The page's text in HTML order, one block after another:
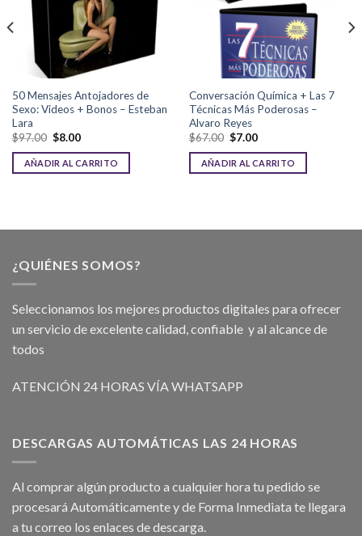
50 Mensajes Antojadores de
Sexo: Videos + Bonos – Esteban
Lara
$97.00 $8.00
AÑADIR AL CARRITO
Conversación Química + Las 7
Técnicas Más Poderosas –
Alvaro Reyes
$67.00 $7.00
AÑADIR AL CARRITO
¿QUIÉNES SOMOS?
Seleccionamos los mejores productos digitales para ofrecer
un servicio de excelente calidad, confiable y al alcance de
todos
ATENCIÓN 24 HORAS VÍA WHATSAPP
DESCARGAS AUTOMÁTICAS LAS 24 HORAS
Al comprar algún producto a cualquier hora tu pedido se
procesará Automáticamente y de Forma Inmediata te llegara
a tu correo los enlaces de descarga.